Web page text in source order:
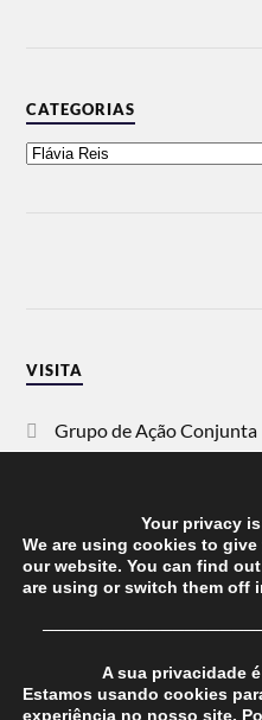
CATEGORIAS
VISITA
Grupo de Ação Conjunta
Vida Justa
dezanove
Your privacy
We are using cookies to
our website. You can find
are using or switch them off
A sua privacidade
Estamos usando cookies
experiência no nosso site.